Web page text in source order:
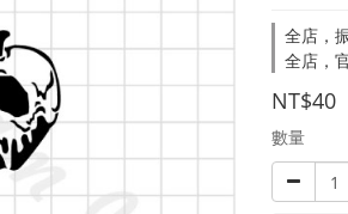
全店，
全店，
NT$40
數量